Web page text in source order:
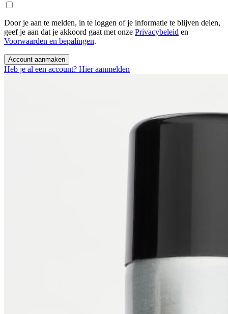
Door je aan te melden, in te loggen of je informatie te blijven delen,
geef je aan dat je akkoord gaat met onze Privacybeleid en
Voorwaarden en bepalingen.
Account aanmaken
Heb je al een account? Hier aanmelden